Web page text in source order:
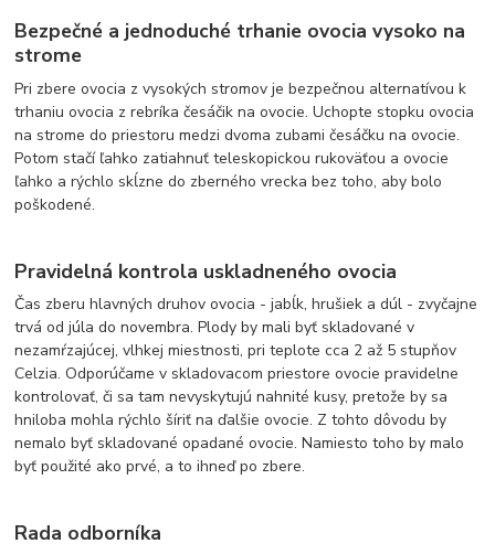
Bezpečné a jednoduché trhanie ovocia vysoko na
strome
Pri zbere ovocia z vysokých stromov je bezpečnou alternatívou k
trhaniu ovocia z rebríka česáčik na ovocie. Uchopte stopku ovocia
na strome do priestoru medzi dvoma zubami česáčku na ovocie.
Potom stačí ľahko zatiahnuť teleskopickou rukoväťou a ovocie
ľahko a rýchlo skĺzne do zberného vrecka bez toho, aby bolo
poškodené.
Pravidelná kontrola uskladneného ovocia
Čas zberu hlavných druhov ovocia - jabĺk, hrušiek a dúl - zvyčajne
trvá od júla do novembra. Plody by mali byť skladované v
nezamŕzajúcej, vlhkej miestnosti, pri teplote cca 2 až 5 stupňov
Celzia. Odporúčame v skladovacom priestore ovocie pravidelne
kontrolovať, či sa tam nevyskytujú nahnité kusy, pretože by sa
hniloba mohla rýchlo šíriť na ďalšie ovocie. Z tohto dôvodu by
nemalo byť skladované opadané ovocie. Namiesto toho by malo
byť použité ako prvé, a to ihneď po zbere.
Rada odborníka